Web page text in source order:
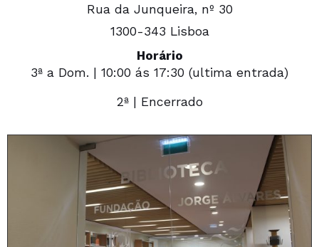
Rua da Junqueira, nº 30
1300-343 Lisboa
Horário
3ª a Dom. | 10:00 ás 17:30 (ultima entrada)
2ª | Encerrado